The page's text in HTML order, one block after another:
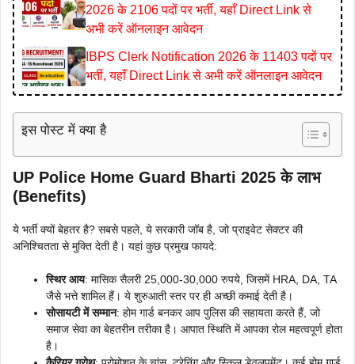
2026 के 2106 पदों पर भर्ती, यहाँ Direct Link से
अभी करें ऑनलाइन आवेदन
IBPS Clerk Notification 2026 के 11403 पदों पर
भर्ती, यहाँ Direct Link से अभी करें ऑनलाइन आवेदन
इस पोस्ट में क्या है
UP Police Home Guard Bharti 2025 के लाभ
(Benefits)
ये भर्ती क्यों बेहतर है? सबसे पहले, ये सरकारी जॉब है, जो प्राइवेट सेक्टर की
अनिश्चितता से मुक्ति देती है। यहां कुछ प्रमुख फायदे:
स्थिर आय: मासिक सैलरी 25,000-30,000 रुपये, जिसमें HRA, DA, TA
जैसे भत्ते शामिल हैं। ये शुरुआती स्तर पर ही अच्छी कमाई देती है।
सोसायटी में सम्मान: होम गार्ड बनकर आप पुलिस की सहायता करते हैं, जो
समाज सेवा का बेहतरीन तरीका है। आपात स्थिति में आपका रोल महत्वपूर्ण होता
है।